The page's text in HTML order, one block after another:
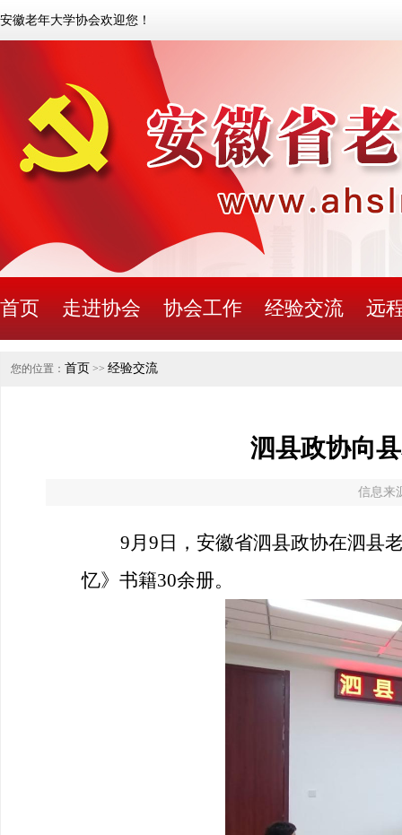
安徽老年大学协会欢迎您！
首页 走进协会 协会工作 经验交流 远
您的位置： 首页 >> 经验交流
泗县政协向
信息来
9月9日，安徽省泗县政协在泗县
忆》书籍30余册。